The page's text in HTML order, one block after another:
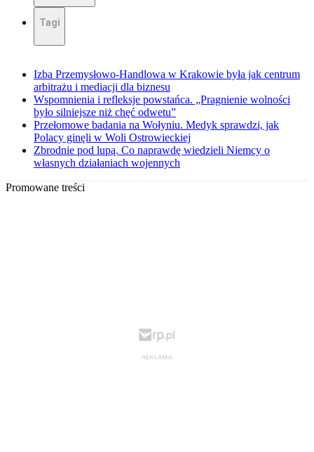
Tagi
Izba Przemysłowo-Handlowa w Krakowie była jak centrum
arbitrażu i mediacji dla biznesu
Wspomnienia i refleksje powstańca. „Pragnienie wolności
było silniejsze niż chęć odwetu”
Przełomowe badania na Wołyniu. Medyk sprawdzi, jak
Polacy ginęli w Woli Ostrowieckiej
Zbrodnie pod lupą. Co naprawdę wiedzieli Niemcy o
własnych działaniach wojennych
Promowane treści